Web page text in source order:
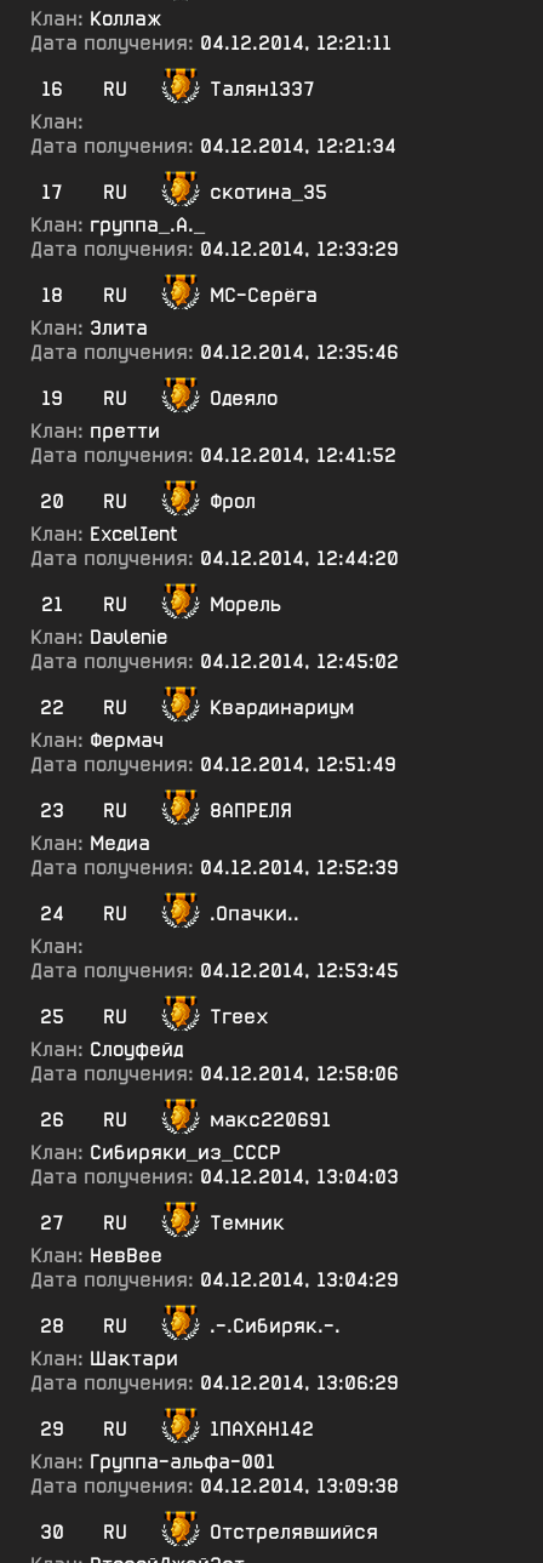
Клан: Коллаж
Дата получения: 04.12.2014, 12:21:11
16
RU
Талян1337
Клан:
Дата получения: 04.12.2014, 12:21:34
17
RU
скотина_35
Клан: группа_.А._
Дата получения: 04.12.2014, 12:33:29
18
RU
МС-Серёга
Клан: Элита
Дата получения: 04.12.2014, 12:35:46
19
RU
Одеяло
Клан: претти
Дата получения: 04.12.2014, 12:41:52
20
RU
Фрол
Клан: ExcelIent
Дата получения: 04.12.2014, 12:44:20
21
RU
Морель
Клан: Davlenie
Дата получения: 04.12.2014, 12:45:02
22
RU
Квардинариум
Клан: Фермач
Дата получения: 04.12.2014, 12:51:49
23
RU
8АПРЕЛЯ
Клан: Медиа
Дата получения: 04.12.2014, 12:52:39
24
RU
.Опачки..
Клан:
Дата получения: 04.12.2014, 12:53:45
25
RU
Тгеех
Клан: Слоуфейд
Дата получения: 04.12.2014, 12:58:06
26
RU
макс220691
Клан: Сибиряки_из_СССР
Дата получения: 04.12.2014, 13:04:03
27
RU
Темник
Клан: НевВее
Дата получения: 04.12.2014, 13:04:29
28
RU
.-.Сибиряк.-.
Клан: Шактари
Дата получения: 04.12.2014, 13:06:29
29
RU
1ПАХАН142
Клан: Группа-альфа-001
Дата получения: 04.12.2014, 13:09:38
30
RU
Отстрелявшийся